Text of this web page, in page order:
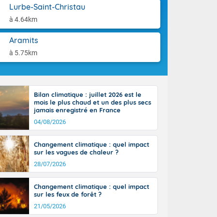
Lurbe-Saint-Christau
à 4.64km
Aramits
à 5.75km
jusque
la Corse.
Pyrénées,
marge de
de la
En soirée,
sur
sur le
hors côtes
38 ou 39
Bilan climatique : juillet 2026 est le
mois le plus chaud et un des plus secs
jamais enregistré en France
04/08/2026
Changement climatique : quel impact
sur les vagues de chaleur ?
28/07/2026
Changement climatique : quel impact
sur les feux de forêt ?
21/05/2026